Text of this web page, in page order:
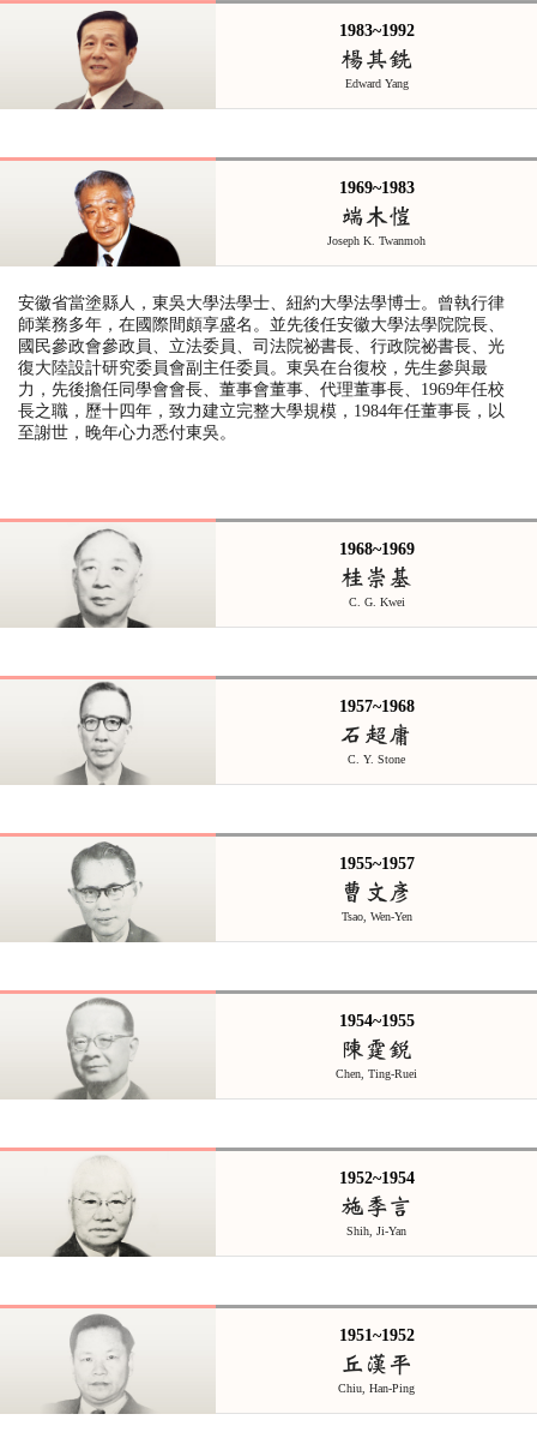
1983~1992
楊其銑
Edward Yang
1969~1983
端木愷
Joseph K. Twanmoh
安徽省當塗縣人，東吳大學法學士、紐約大學法學博士。曾執行律
師業務多年，在國際間頗享盛名。並先後任安徽大學法學院院長、
國民參政會參政員、立法委員、司法院祕書長、行政院祕書長、光
復大陸設計研究委員會副主任委員。東吳在台復校，先生參與最
力，先後擔任同學會會長、董事會董事、代理董事長、1969年任校
長之職，歷十四年，致力建立完整大學規模，1984年任董事長，以
至謝世，晚年心力悉付東吳。
1968~1969
桂崇基
C. G. Kwei
1957~1968
石超庸
C. Y. Stone
1955~1957
曹文彥
Tsao, Wen-Yen
1954~1955
陳霆銳
Chen, Ting-Ruei
1952~1954
施季言
Shih, Ji-Yan
1951~1952
丘漢平
Chiu, Han-Ping